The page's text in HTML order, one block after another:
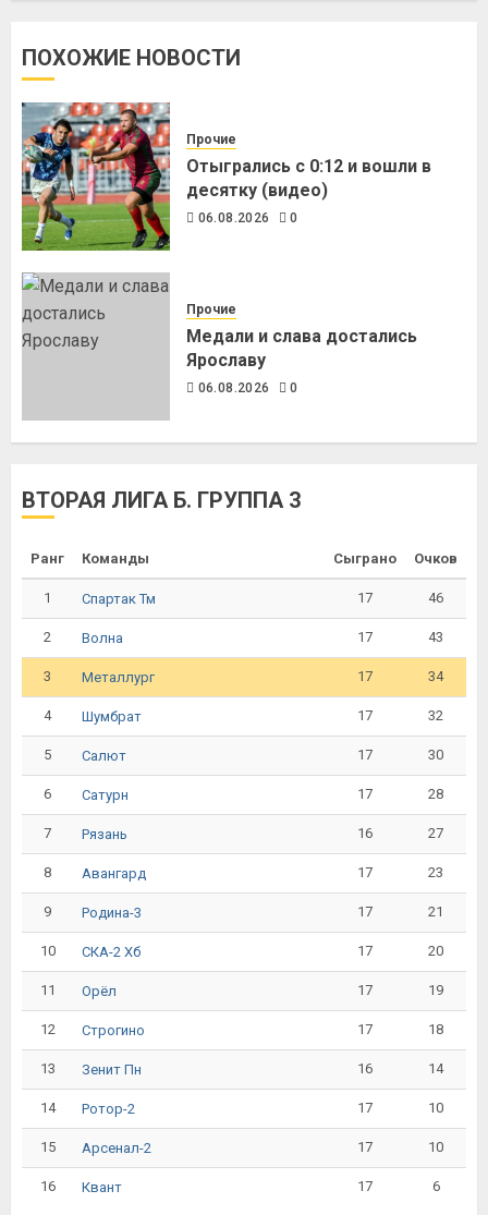
ПОХОЖИЕ НОВОСТИ
Прочие
Отыгрались с 0:12 и вошли в
десятку (видео)
06.08.2026 0
Прочие
Медали и слава достались
Ярославу
06.08.2026 0
ВТОРАЯ ЛИГА Б. ГРУППА 3
Ранг Команды Сыграно Очков
1 Спартак Тм 17 46
2 Волна 17 43
3 Металлург 17 34
4 Шумбрат 17 32
5 Салют 17 30
6 Сатурн 17 28
7 Рязань 16 27
8 Авангард 17 23
9 Родина-3 17 21
10 СКА-2 Хб 17 20
11 Орёл 17 19
12 Строгино 17 18
13 Зенит Пн 16 14
14 Ротор-2 17 10
15 Арсенал-2 17 10
16 Квант 17 6